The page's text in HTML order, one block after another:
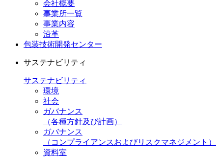
会社概要
事業所一覧
事業内容
沿革
包装技術開発センター
サステナビリティ
サステナビリティ
環境
社会
ガバナンス
（各種方針及び計画）
ガバナンス
（コンプライアンスおよびリスクマネジメント）
資料室